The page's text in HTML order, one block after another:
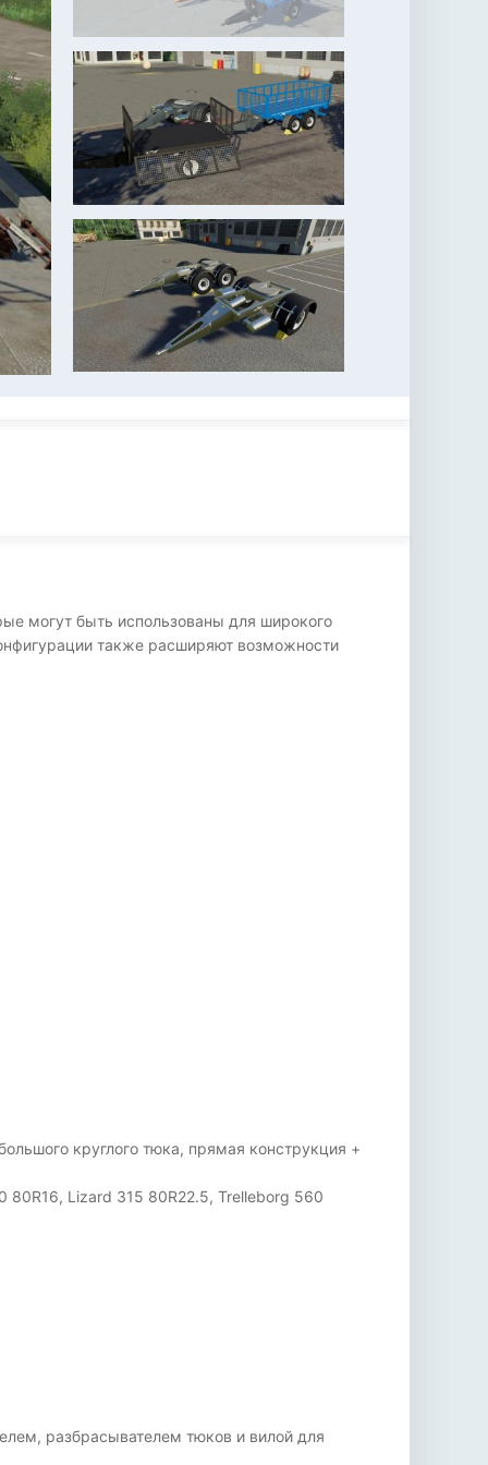
могут быть использованы для широкого
также расширяют возможности
круглого тюка, прямая конструкция +
Lizard 315 80R22.5, Trelleborg 560
разбрасывателем тюков и вилой для